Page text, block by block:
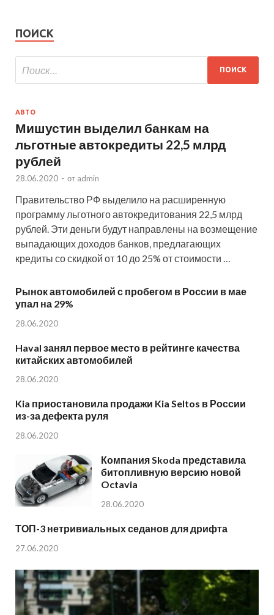
ПОИСК
АВТО
Мишустин выделил банкам на
льготные автокредиты 22,5 млрд
рублей
28.06.2020 - от admin
Правительство РФ выделило на расширенную
программу льготного автокредитования 22,5 млрд
рублей. Эти деньги будут направлены на возмещение
выпадающих доходов банков, предлагающих
кредиты со скидкой от 10 до 25% от стоимости …
Рынок автомобилей с пробегом в России в мае
упал на 29%
28.06.2020
Haval занял первое место в рейтинге качества
китайских автомобилей
28.06.2020
Kia приостановила продажи Kia Seltos в России
из-за дефекта руля
28.06.2020
Компания Skoda представила
битопливную версию новой
Octavia
28.06.2020
ТОП-3 нетривиальных седанов для дрифта
27.06.2020